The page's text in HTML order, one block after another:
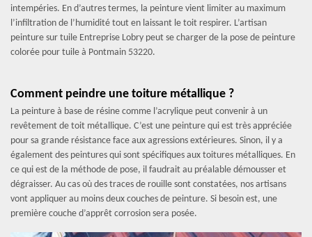
intempéries. En d’autres termes, la peinture vient limiter au maximum
l’infiltration de l’humidité tout en laissant le toit respirer. L’artisan
peinture sur tuile Entreprise Lobry peut se charger de la pose de peinture
colorée pour tuile à Pontmain 53220.
Comment peindre une toiture métallique ?
La peinture à base de résine comme l’acrylique peut convenir à un
revêtement de toit métallique. C’est une peinture qui est très appréciée
pour sa grande résistance face aux agressions extérieures. Sinon, il y a
également des peintures qui sont spécifiques aux toitures métalliques. En
ce qui est de la méthode de pose, il faudrait au préalable démousser et
dégraisser. Au cas où des traces de rouille sont constatées, nos artisans
vont appliquer au moins deux couches de peinture. Si besoin est, une
première couche d’apprêt corrosion sera posée.